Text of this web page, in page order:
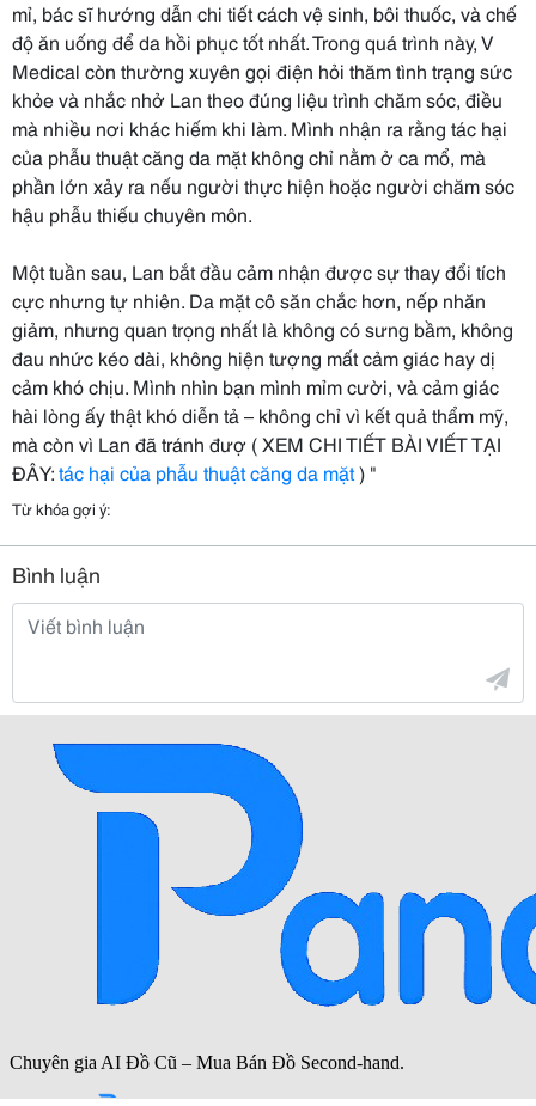
mỉ, bác sĩ hướng dẫn chi tiết cách vệ sinh, bôi thuốc, và chế
độ ăn uống để da hồi phục tốt nhất. Trong quá trình này, V
Medical còn thường xuyên gọi điện hỏi thăm tình trạng sức
khỏe và nhắc nhở Lan theo đúng liệu trình chăm sóc, điều
mà nhiều nơi khác hiếm khi làm. Mình nhận ra rằng tác hại
của phẫu thuật căng da mặt không chỉ nằm ở ca mổ, mà
phần lớn xảy ra nếu người thực hiện hoặc người chăm sóc
hậu phẫu thiếu chuyên môn.
Một tuần sau, Lan bắt đầu cảm nhận được sự thay đổi tích
cực nhưng tự nhiên. Da mặt cô săn chắc hơn, nếp nhăn
giảm, nhưng quan trọng nhất là không có sưng bầm, không
đau nhức kéo dài, không hiện tượng mất cảm giác hay dị
cảm khó chịu. Mình nhìn bạn mình mỉm cười, và cảm giác
hài lòng ấy thật khó diễn tả – không chỉ vì kết quả thẩm mỹ,
mà còn vì Lan đã tránh đượ ( XEM CHI TIẾT BÀI VIẾT TẠI
ĐÂY:tác hại của phẫu thuật căng da mặt) "
Từ khóa gợi ý:
Bình luận